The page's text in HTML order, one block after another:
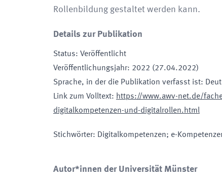
Rollenbildung gestaltet werden kann.
Details zur Publikation
Status: Veröffentlicht
Veröffentlichungsjahr: 2022 (27.04.2022)
Sprache, in der die Publikation verfasst ist:
Link zum Volltext: https://www.awv-net.de/
digitalkompetenzen-und-digitalrollen.html
Stichwörter: Digitalkompetenzen; e-
Autor*innen der Universität Münster